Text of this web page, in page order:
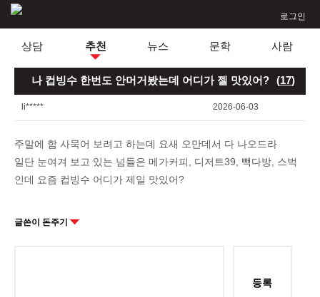
로그인
상담 추천 뉴스 문학 사람
나 컵빙수 한번도 안머거봤는데 어디가 젤 맛있어? (17)
li***** 2026-06-03
주말에 함 사묵어 보려고 하는데 요새 오만데서 다 나오드라
일단 눈여겨 보고 있는 넘들은 메가커피, 디저트39, 빽다방, 스벅
인데 요즘 컵빙수 어디가 제일 맛있어?
글쓴이 돈주기
등록